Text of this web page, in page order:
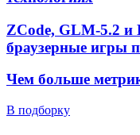
ZCode, GLM-5.2 и
браузерные игры
Чем больше
В подборку